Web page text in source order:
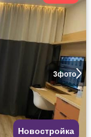
3фото
Новостройка